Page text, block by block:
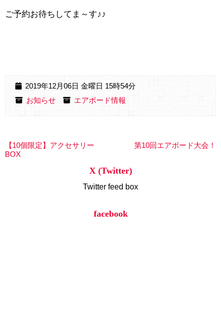
ご予約お待ちしてま～す♪♪
2019年12月06日 金曜日 15時54分
お知らせ
エアボード情報
【10個限定】アクセサリー
BOX
第10回エアボード大会！
X (Twitter)
Twitter feed box
facebook